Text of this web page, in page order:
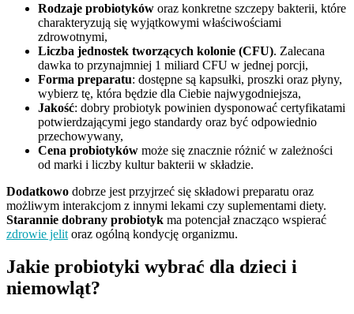
Rodzaje probiotyków oraz konkretne szczepy bakterii, które
charakteryzują się wyjątkowymi właściwościami
zdrowotnymi,
Liczba jednostek tworzących kolonie (CFU). Zalecana
dawka to przynajmniej 1 miliard CFU w jednej porcji,
Forma preparatu: dostępne są kapsułki, proszki oraz płyny,
wybierz tę, która będzie dla Ciebie najwygodniejsza,
Jakość: dobry probiotyk powinien dysponować certyfikatami
potwierdzającymi jego standardy oraz być odpowiednio
przechowywany,
Cena probiotyków może się znacznie różnić w zależności
od marki i liczby kultur bakterii w składzie.
Dodatkowo dobrze jest przyjrzeć się składowi preparatu oraz
możliwym interakcjom z innymi lekami czy suplementami diety.
Starannie dobrany probiotyk ma potencjał znacząco wspierać
zdrowie jelit oraz ogólną kondycję organizmu.
Jakie probiotyki wybrać dla dzieci i
niemowląt?